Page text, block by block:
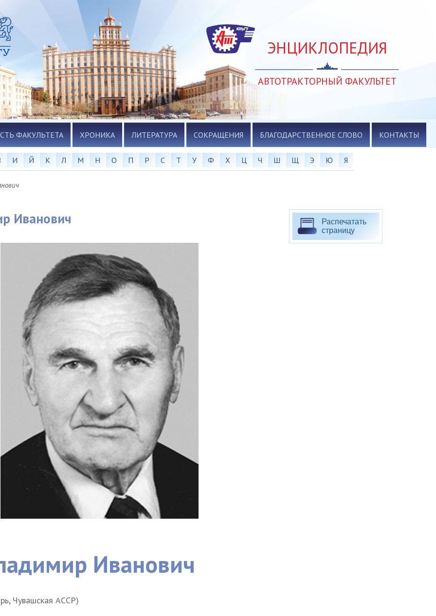
ЭНЦИКЛОПЕДИЯ
АВТОТРАКТОРНЫЙ ФАКУЛЬТЕТ
ФАКУЛЬТЕТА ХРОНИКА ЛИТЕРАТУРА СОКРАЩЕНИЯ БЛАГОДАРСТВЕННОЕ СЛОВО КОНТАКТЫ
И Й К Л М Н О П Р С Т У Ф Х Ц Ч Ш Щ Э Ю Я
Иванович
Иванович
Чувашская АССР)
Распечатать
страницу